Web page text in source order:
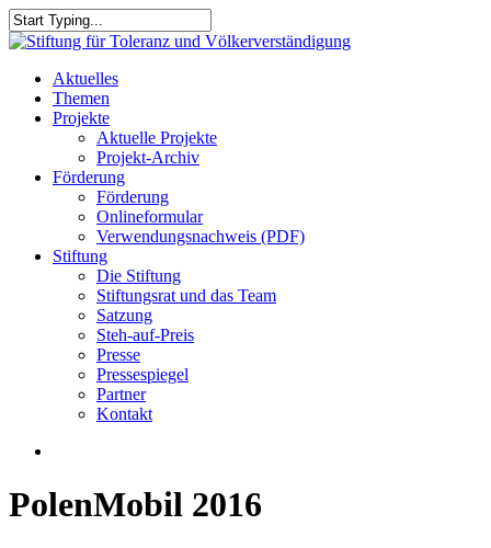
Skip
to
content
Close
search
Menu
Aktuelles
Themen
Projekte
Aktuelle Projekte
Projekt-Archiv
Förderung
Förderung
Onlineformular
Verwendungsnachweis (PDF)
Stiftung
Die Stiftung
Stiftungsrat und das Team
Satzung
Steh-auf-Preis
Presse
Pressespiegel
Partner
Kontakt
PolenMobil 2016